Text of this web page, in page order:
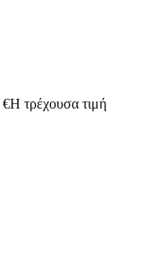
€Η τρέχουσα τιμή